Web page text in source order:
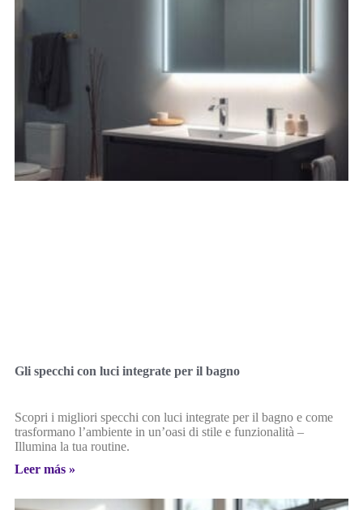
Gli specchi con luci integrate per il bagno
Scopri i migliori specchi con luci integrate per il bagno e come
trasformano l’ambiente in un’oasi di stile e funzionalità –
Illumina la tua routine.
Leer más »